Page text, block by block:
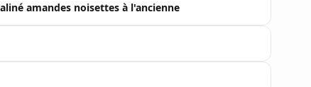
amandes noisettes à l'ancienne